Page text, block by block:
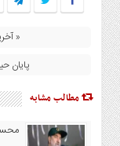
«
پایان
مطالب مشابه